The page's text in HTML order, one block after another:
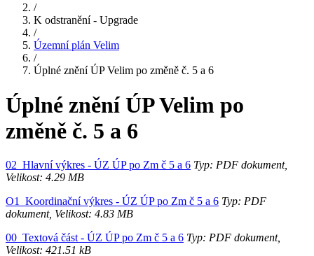
/
K odstranění - Upgrade
/
Územní plán Velim
/
Úplné znění ÚP Velim po změně č. 5 a 6
Úplné znění ÚP Velim po
změně č. 5 a 6
02_Hlavní výkres - ÚZ ÚP po Zm č 5 a 6 Typ: PDF dokument,
Velikost: 4.29 MB
O1_Koordinační výkres - ÚZ ÚP po Zm č 5 a 6 Typ: PDF
dokument, Velikost: 4.83 MB
00_Textová část - ÚZ ÚP po Zm č 5 a 6 Typ: PDF dokument,
Velikost: 421.51 kB